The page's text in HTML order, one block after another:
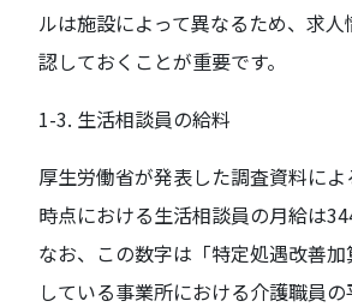
ルは施設によって異なるため、求
認しておくことが重要です。
1-3. 生活相談員の給料
厚生労働省が発表した調査資料に
時点における生活相談員の月給は
なお、この数字は「特定処遇改善
している事業所における介護職員